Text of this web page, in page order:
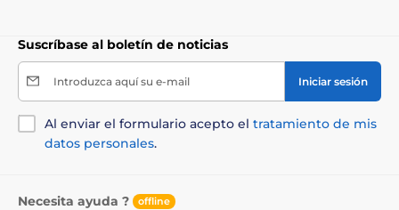
Suscríbase al boletín de noticias
Introduzca aquí su e-mail Iniciar sesión
Al enviar el formulario acepto el tratamiento de mis
datos personales.
Necesita ayuda ? offline